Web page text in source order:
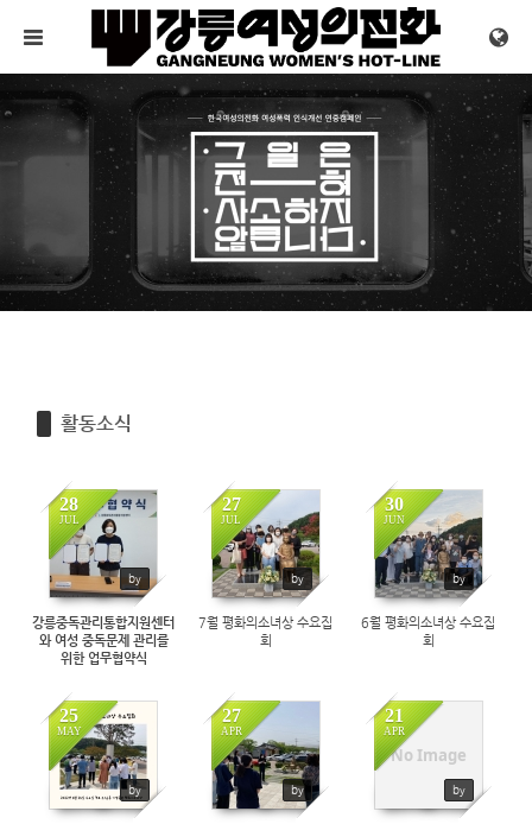
메뉴 건너뛰기
활동소식
28
JUL
by
1351
강릉중독관리통합지원센터
와 여성 중독문제 관리를
위한 업무협약식
27
JUL
by
1307
7월 평화의소녀상 수요집
회
30
JUN
by
1321
6월 평화의소녀상 수요집
회
25
MAY
by
1358
27
APR
by
1399 No Image
21
APR
by